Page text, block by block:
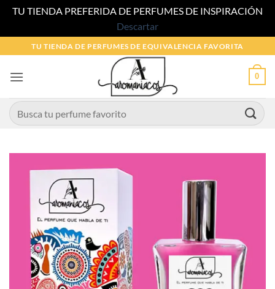
TU TIENDA PREFERIDA DE PERFUMES DE INSPIRACIÓN
Descartar
al
contenido
TU TIENDA DE PERFUMES DE EQUIVALENCIA FAVORITA
0
Buscar
por: